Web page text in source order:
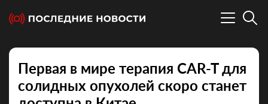
Первая в мире терапия CAR-T для
солидных опухолей скоро станет